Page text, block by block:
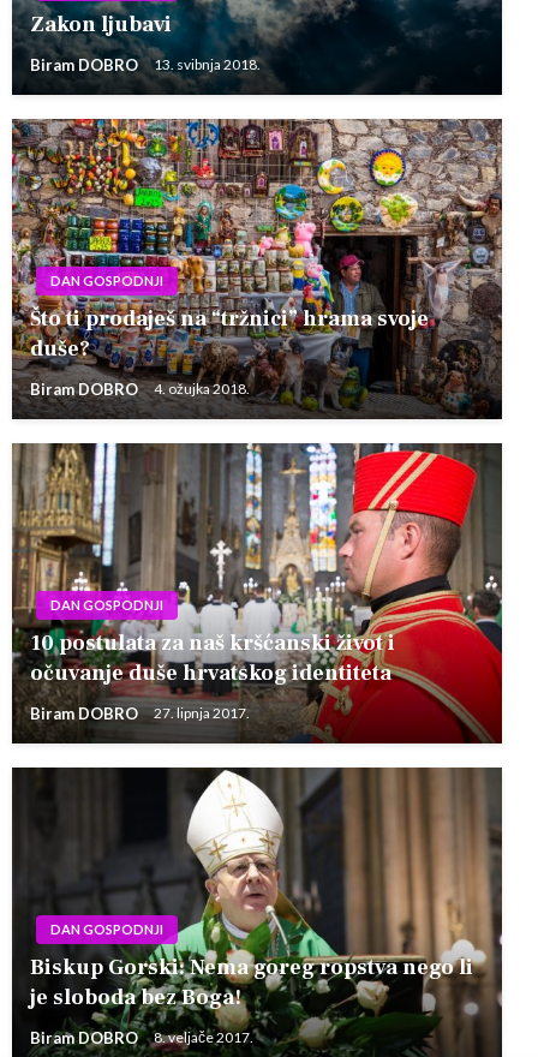
Zakon ljubavi
Biram DOBRO 13. svibnja 2018.
DAN GOSPODNJI
Što ti prodaješ na “tržnici” hrama svoje
duše?
Biram DOBRO 4. ožujka 2018.
DAN GOSPODNJI
10 postulata za naš kršćanski život i
očuvanje duše hrvatskog identiteta
Biram DOBRO 27. lipnja 2017.
DAN GOSPODNJI
Biskup Gorski: Nema goreg ropstva nego li
je sloboda bez Boga!
Biram DOBRO 8. veljače 2017.